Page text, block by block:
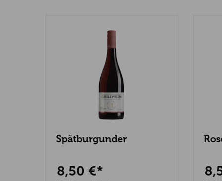
Spätburgunder
8,50 €*